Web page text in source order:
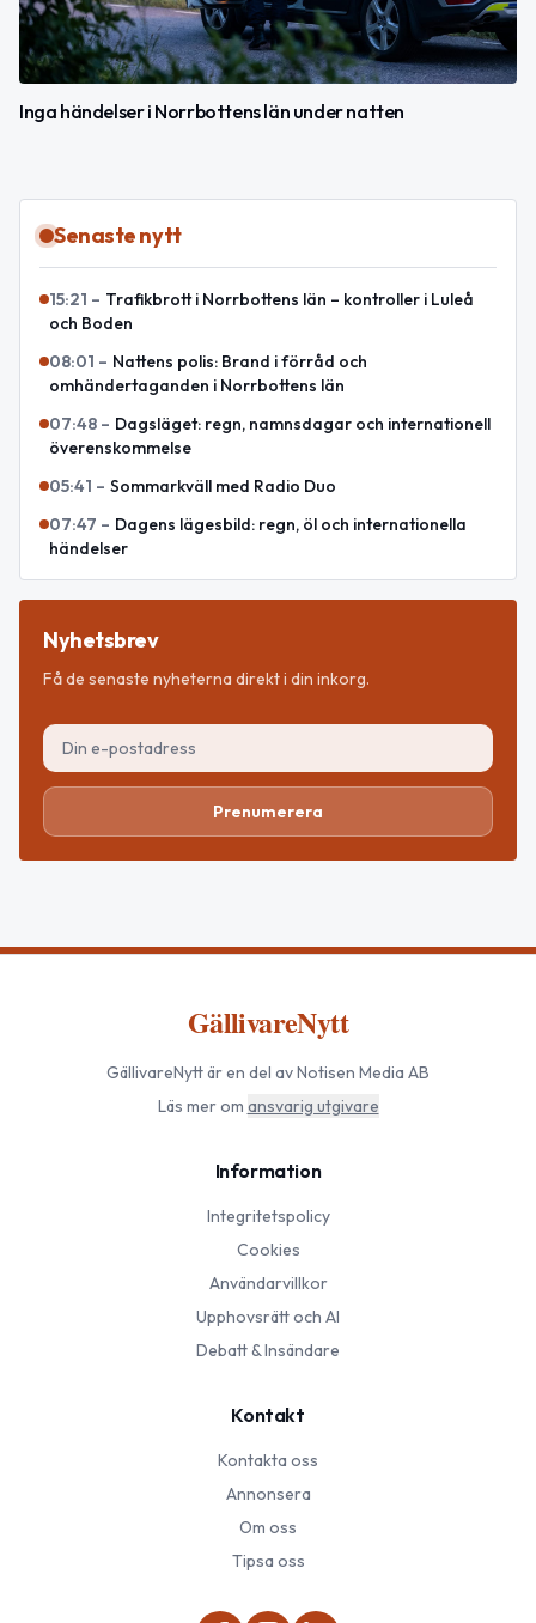
Inga händelser i Norrbottens län under natten
Senaste nytt
15:21 – Trafikbrott i Norrbottens län – kontroller i Luleå
och Boden
08:01 – Nattens polis: Brand i förråd och
omhändertaganden i Norrbottens län
07:48 – Dagsläget: regn, namnsdagar och internationell
överenskommelse
05:41 – Sommarkväll med Radio Duo
07:47 – Dagens lägesbild: regn, öl och internationella
händelser
Nyhetsbrev
Få de senaste nyheterna direkt i din inkorg.
Prenumerera
GällivareNytt
GällivareNyttär en del av Notisen Media AB
Läs mer om ansvarig utgivare
Information
Integritetspolicy
Cookies
Användarvillkor
Upphovsrätt och AI
Debatt & Insändare
Kontakt
Kontakta oss
Annonsera
Om oss
Tipsa oss